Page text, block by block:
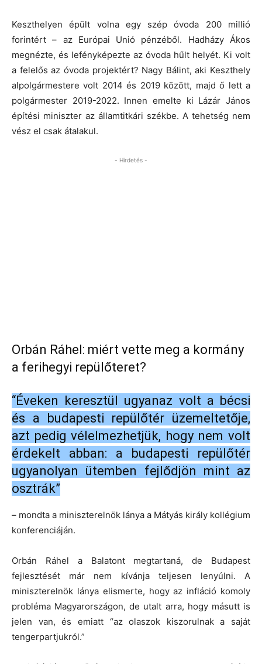
Keszthelyen épült volna egy szép óvoda 200 millió
forintért – az Európai Unió pénzéből. Hadházy Ákos
megnézte, és lefényképezte az óvoda hűlt helyét. Ki volt
a felelős az óvoda projektért? Nagy Bálint, aki Keszthely
alpolgármestere volt 2014 és 2019 között, majd ő lett a
polgármester 2019-2022. Innen emelte ki Lázár János
építési miniszter az államtitkári székbe. A tehetség nem
vész el csak átalakul.
- Hirdetés -
Orbán Ráhel: miért vette meg a kormány
a ferihegyi repülőteret?
“Éveken keresztül ugyanaz volt a bécsi
és a budapesti repülőtér üzemeltetője,
azt pedig vélelmezhetjük, hogy nem volt
érdekelt abban: a budapesti repülőtér
ugyanolyan ütemben fejlődjön mint az
osztrák”
– mondta a miniszterelnök lánya a Mátyás király kollégium
konferenciáján.
Orbán Ráhel a Balatont megtartaná, de Budapest
fejlesztését már nem kívánja teljesen lenyúlni. A
miniszterelnök lánya elismerte, hogy az infláció komoly
probléma Magyarországon, de utalt arra, hogy másutt is
jelen van, és emiatt “az olaszok kiszorulnak a saját
tengerpartjukról.”